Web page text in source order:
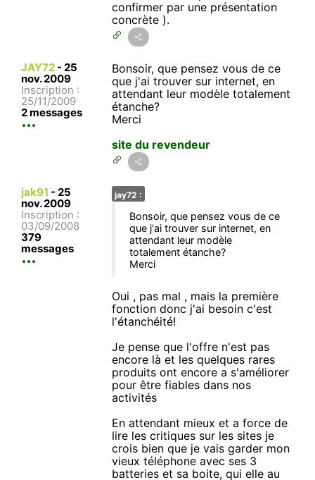
confirmer par une présentation
concrète ).
JAY72 - 25
nov. 2009
Inscription :
25/11/2009
2 messages
Bonsoir, que pensez vous de ce
que j'ai trouver sur internet, en
attendant leur modèle totalement
étanche?
Merci
site du revendeur
jak91 - 25
nov. 2009
Inscription :
03/09/2008
379
messages
jay72 :
Bonsoir, que pensez vous de ce
que j'ai trouver sur internet, en
attendant leur modèle
totalement étanche?
Merci
Oui , pas mal , mais la première
fonction donc j'ai besoin c'est
l'étanchéité!
Je pense que l'offre n'est pas
encore là et les quelques rares
produits ont encore a s'améliorer
pour être fiables dans nos
activités
En attendant mieux et a force de
lire les critiques sur les sites je
crois bien que je vais garder mon
vieux téléphone avec ses 3
batteries et sa boite, qui elle au